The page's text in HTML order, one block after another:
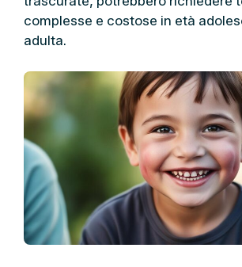
complesse e costose in età
adulta.